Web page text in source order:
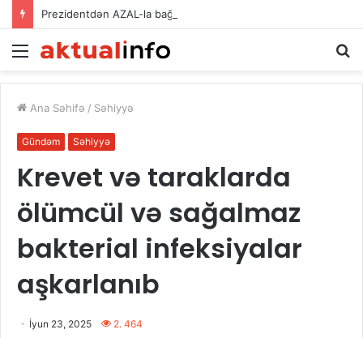
Prezidentdən AZAL-la bağlı FƏRMAN
Menu
Ana Səhifə / Səhiyyə
Gündəm Səhiyyə
Krevet və taraklarda
ölümcül və sağalmaz
bakterial infeksiyalar
aşkarlanıb
İyun 23, 2025 2. 464